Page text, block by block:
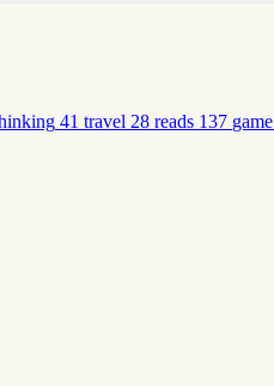
41 travel 28 reads 137 game